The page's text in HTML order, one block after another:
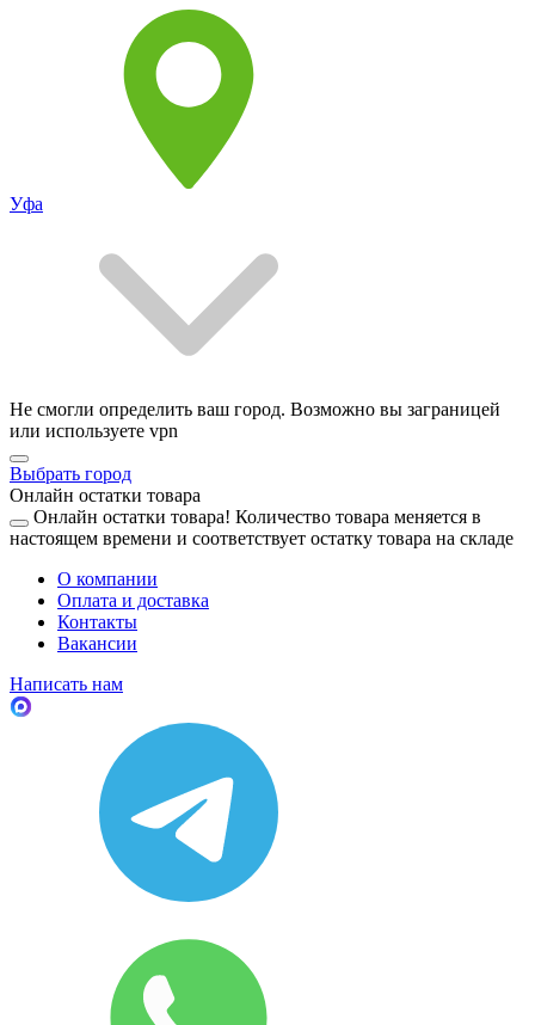
Уфа
Не смогли определить ваш город. Возможно вы заграницей
или используете vpn
Выбрать город
Онлайн остатки товара
Онлайн остатки товара! Количество товара меняется в
настоящем времени и соответствует остатку товара на складе
О компании
Оплата и доставка
Контакты
Вакансии
Написать нам